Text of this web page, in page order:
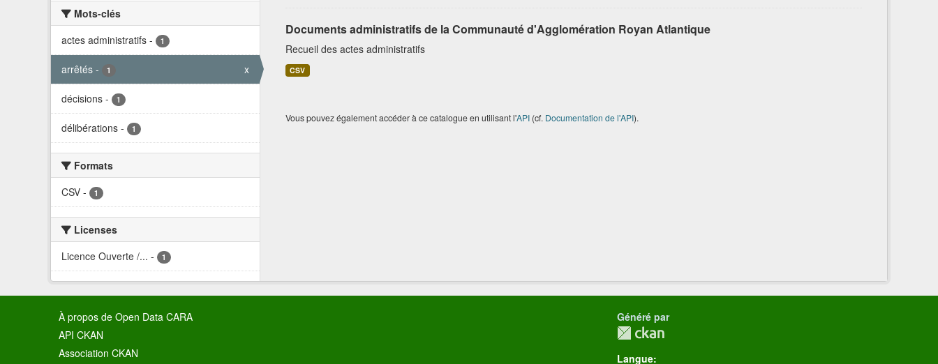
Mots-clés
actes administratifs - 1
arrêtés - 1 x
décisions - 1
délibérations - 1
Formats
CSV - 1
Licenses
Licence Ouverte /... - 1
Documents administratifs de la Communauté d'Agglomération Royan Atlantique
Recueil des actes administratifs
CSV
Vous pouvez également accéder à ce catalogue en utilisant l'API(cf. Documentation de l'API).
À propos de Open Data CARA
API CKAN
Association CKAN
Généré par
Langue